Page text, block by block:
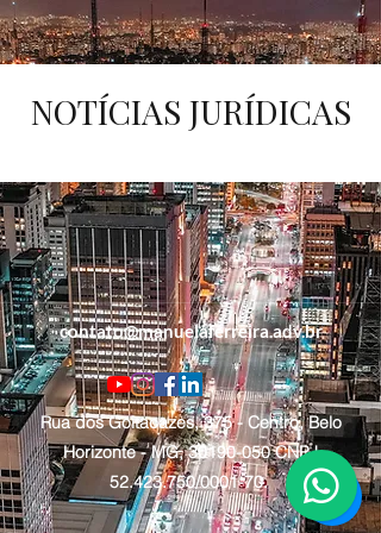
NOTÍCIAS JURÍDICAS
contato@manuelaferreira.adv.br
Rua dos Goitacazes, 375 - Centro, Belo
Horizonte - MG,30190-050CNPJ
52.423.750/0001-70.